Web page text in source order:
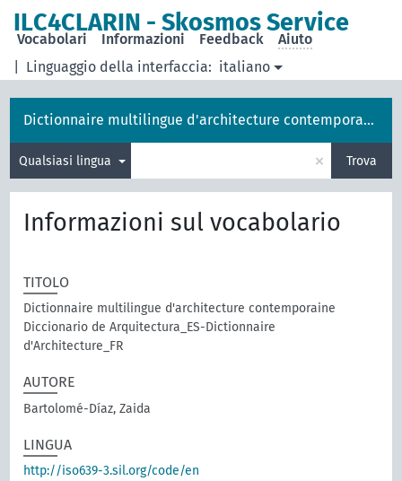
ILC4CLARIN - Skosmos Service
Linguaggio della interfaccia: italiano
Vocabolari Informazioni Feedback Aiuto
Dictionnaire multilingue d'architecture contemporaine
Qualsiasi lingua × Trova
Informazioni sul vocabolario
TITOLO
Dictionnaire multilingue d'architecture contemporaine
Diccionario de Arquitectura_ES-Dictionnaire
d'Architecture_FR
AUTORE
Bartolomé-Díaz, Zaida
LINGUA
http://iso639-3.sil.org/code/en